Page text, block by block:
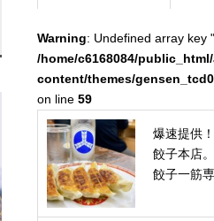
Warning: Undefined array key
/home/c6168084/
content/themes/
on line 59
爆速提供
餃子本店
餃子一筋